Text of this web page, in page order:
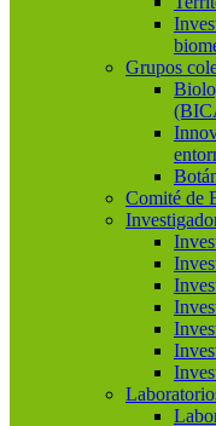
Grupos
Comité de